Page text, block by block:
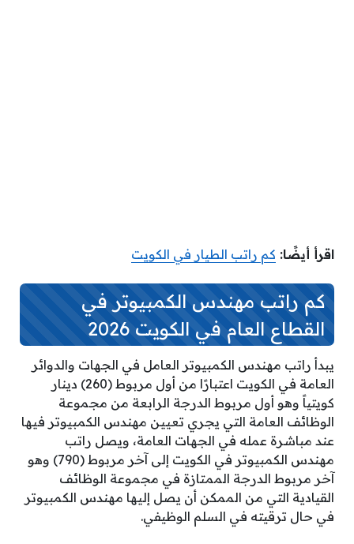
اقرأ أيضًا: كم راتب الطيار في الكويت
كم راتب مهندس الكمبيوتر في
القطاع العام في الكويت 2026
يبدأ راتب مهندس الكمبيوتر العامل في الجهات والدوائر
العامة في الكويت اعتبارًا من أول مربوط (260) دينار
كويتياً وهو أول مربوط الدرجة الرابعة من مجموعة
الوظائف العامة التي يجري تعيين مهندس الكمبيوتر فيها
عند مباشرة عمله في الجهات العامة، ويصل راتب
مهندس الكمبيوتر في الكويت إلى آخر مربوط (790) وهو
آخر مربوط الدرجة الممتازة في مجموعة الوظائف
القيادية التي من الممكن أن يصل إليها مهندس الكمبيوتر
في حال ترقيته في السلم الوظيفي.